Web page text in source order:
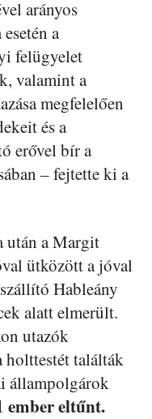
arányos
a
felügyelet
valamint a
megfelelően
és a
erővel bír a
– fejtette ki a
után a Margit
ütközött a jóval
Hableány
alatt elmerült.
utazók
holttestét találták
állampolgárok
ember eltűnt.